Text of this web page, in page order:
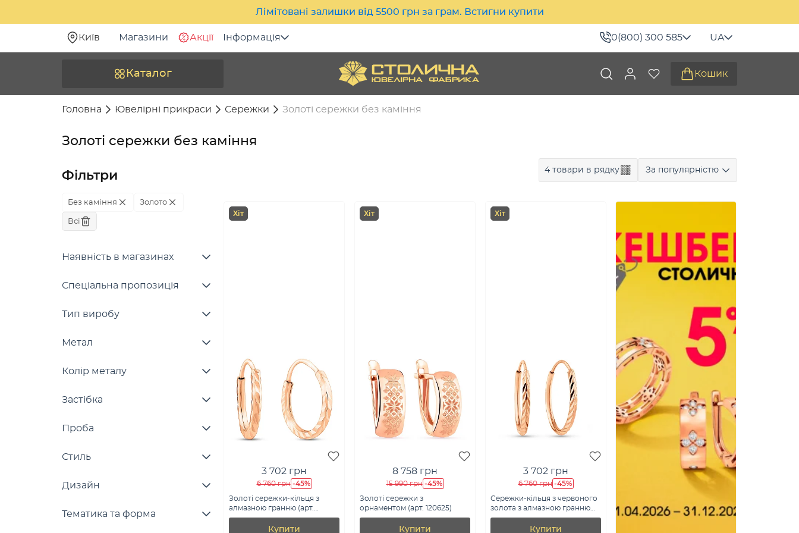
Лімітовані залишки від 5500 грн за грам. Встигни купити
Київ Магазини Акції Інформація 0(800) 300 585 UA
Каталог Кошик
Головна Ювелірні прикраси Сережки Золоті сережки без каміння
Золоті сережки без каміння
Фільтри
Без каміння Золото
Всі
Наявність в магазинах
Спеціальна пропозиція
Тип виробу
Метал
Колір металу
Застібка
Проба
Стиль
Дизайн
Тематика та форма
4 товари в рядку За популярністю
Хіт
3 702 грн
6 760 грн -45%
Золоті сережки-кільця з
алмазною гранню (арт.
121903/10)
Купити
Хіт
8 758 грн
15 990 грн -45%
Золоті сережки з
орнаментом (арт. 120625)
Купити
Хіт
3 702 грн
6 760 грн -45%
Сережки-кільця з червоного
золота з алмазною гранню
(арт. 121904/10)
Купити